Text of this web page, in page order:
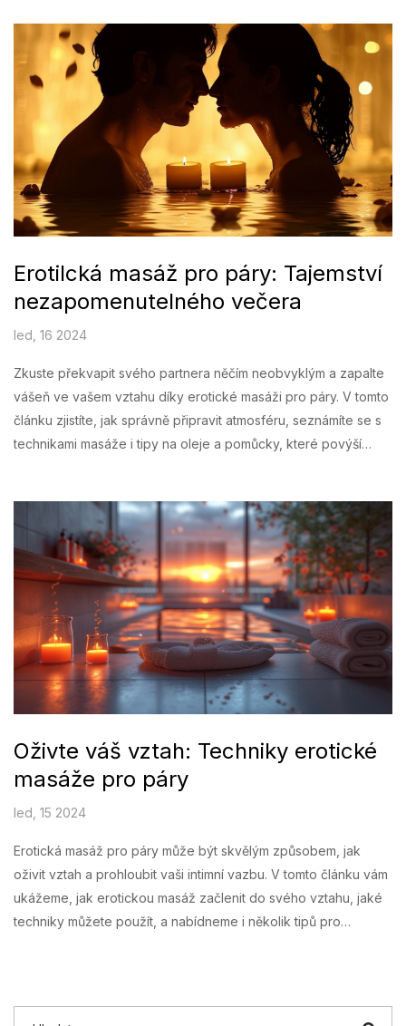
nezapomenutelný zážitek.
Erotilcká masáž pro páry: Tajemství
nezapomenutelného večera
led, 16 2024
Zkuste překvapit svého partnera něčím neobvyklým a zapalte
vášeň ve vašem vztahu díky erotické masáži pro páry. V tomto
článku zjistíte, jak správně připravit atmosféru, seznámíte se s
technikami masáže i tipy na oleje a pomůcky, které povýší
Oživte váš vztah: Techniky erotické
masáže pro páry
led, 15 2024
Erotická masáž pro páry může být skvělým způsobem, jak
oživit vztah a prohloubit vaši intimní vazbu. V tomto článku vám
ukážeme, jak erotickou masáž začlenit do svého vztahu, jaké
techniky můžete použít, a nabídneme i několik tipů pro